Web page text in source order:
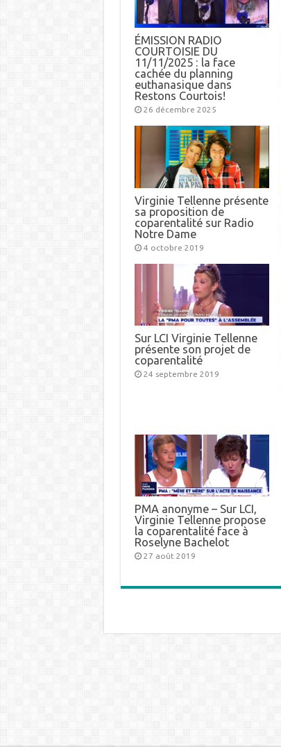
ÉMISSION RADIO
COURTOISIE DU
11/11/2025 : la face
cachée du planning
euthanasique dans
Restons Courtois!
26 décembre 2025
Virginie Tellenne présente
sa proposition de
coparentalité sur Radio
Notre Dame
4 octobre 2019
Sur LCI Virginie Tellenne
présente son projet de
coparentalité
24 septembre 2019
PMA anonyme – Sur LCI,
Virginie Tellenne propose
la coparentalité face à
Roselyne Bachelot
27 août 2019